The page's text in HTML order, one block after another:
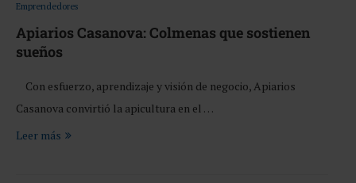
Emprendedores
Apiarios Casanova: Colmenas que sostienen
sueños
Con esfuerzo, aprendizaje y visión de negocio, Apiarios
Casanova convirtió la apicultura en el …
Leer más